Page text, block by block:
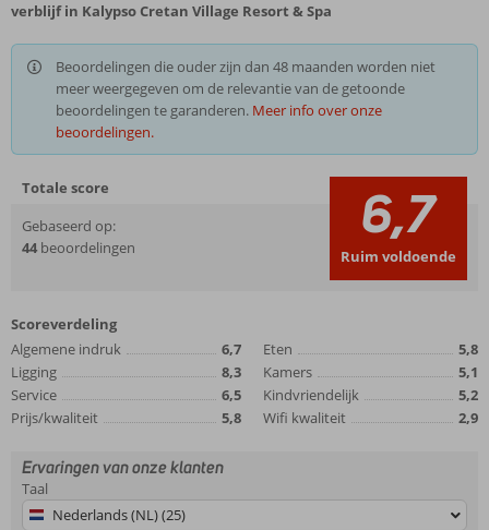
verblijf in Kalypso Cretan Village Resort & Spa
Beoordelingen die ouder zijn dan 48 maanden worden niet
meer weergegeven om de relevantie van de getoonde
beoordelingen te garanderen. Meer info over onze
beoordelingen.
Totale score
Gebaseerd op:
44 beoordelingen 6,7
Ruim voldoende
Scoreverdeling
Algemene indruk
6,7
Ligging
8,3
Service
6,5
Prijs/kwaliteit
5,8
Eten
5,8
Kamers
5,1
Kindvriendelijk
5,2
Wifi kwaliteit
2,9
Ervaringen van onze klanten
Taal
Nederlands (NL) (25)